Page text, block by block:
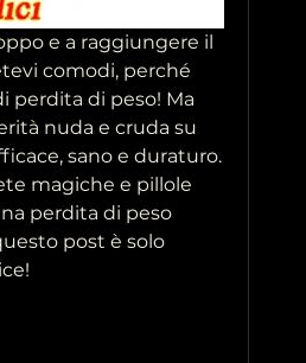
e a raggiungere il
comodi, perché
perdita di peso! Ma
nuda e cruda su
sano e duraturo.
magiche e pillole
perdita di peso
post è solo